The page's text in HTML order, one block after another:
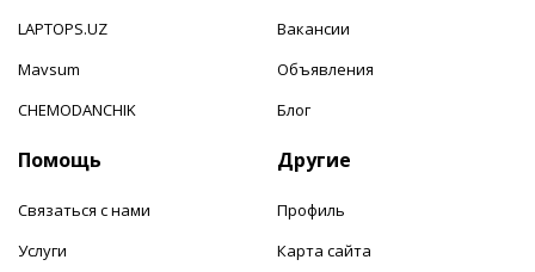
LAPTOPS.UZ
Mavsum
CHEMODANCHIK
Вакансии
Объявления
Блог
Помощь
Связаться с нами
Услуги
Другие
Профиль
Карта сайта